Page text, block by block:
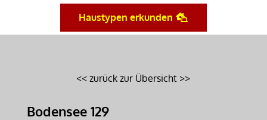
Haustypen erkunden
<< zurück zur Übersicht >>
Bodensee 129